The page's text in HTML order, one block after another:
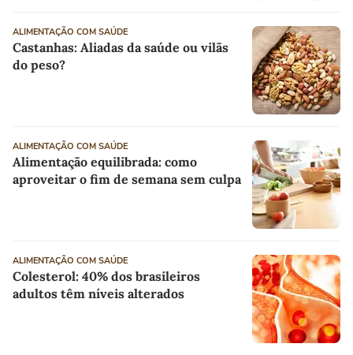
ALIMENTAÇÃO COM SAÚDE
Castanhas: Aliadas da saúde ou vilãs
do peso?
ALIMENTAÇÃO COM SAÚDE
Alimentação equilibrada: como
aproveitar o fim de semana sem culpa
ALIMENTAÇÃO COM SAÚDE
Colesterol: 40% dos brasileiros
adultos têm níveis alterados